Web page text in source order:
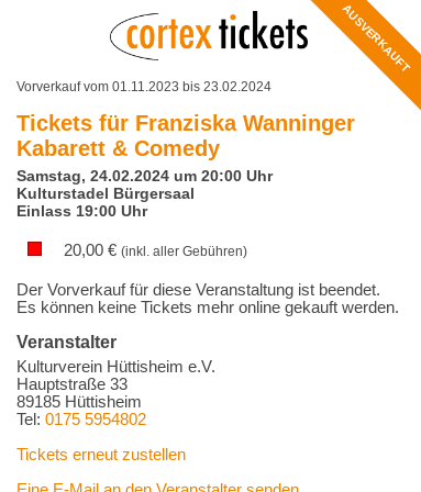
AUSVERKAUFT
Vorverkauf vom 01.11.2023 bis 23.02.2024
Tickets für Franziska Wanninger
Kabarett & Comedy
Samstag, 24.02.2024 um 20:00 Uhr
Kulturstadel Bürgersaal
Einlass 19:00 Uhr
20,00 € (inkl. aller Gebühren)
Der Vorverkauf für diese Veranstaltung ist beendet.
Es können keine Tickets mehr online gekauft werden.
Veranstalter
Kulturverein Hüttisheim e.V.
Hauptstraße 33
89185 Hüttisheim
Tel: 0175 5954802
Tickets erneut zustellen